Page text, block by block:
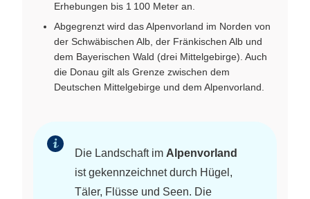
Erhebungen bis 1 100 Meter an.
Abgegrenzt wird das Alpenvorland im Norden von
der Schwäbischen Alb, der Fränkischen Alb und
dem Bayerischen Wald (drei Mittelgebirge). Auch
die Donau gilt als Grenze zwischen dem
Deutschen Mittelgebirge und dem Alpenvorland.
Die Landschaft im Alpenvorland
ist gekennzeichnet durch Hügel,
Täler, Flüsse und Seen. Die